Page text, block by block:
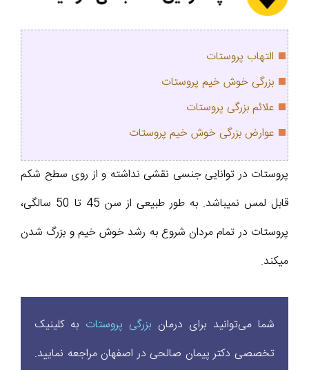
التهاب پروستات
بزرگی خوش خیم پروستات
علائم بزرگی پروستات
عوارض بزرگی خوش خیم پروستات
پروستات در توانایی جنسی نقشی نداشته و از روی سطح شکم
قابل لمس نمیباشد. به طور طبیعی از سن 45 تا 50 سالگی،
پروستات در تمام مردان شروع به رشد خوش خیم و بزرگ شدن
میکند.
شما می‌توانید برای درمان بزرگی پروستات به کلینیک
تخصصی دکتر پیمان صالحی در اصفهان مراجعه نمایید.